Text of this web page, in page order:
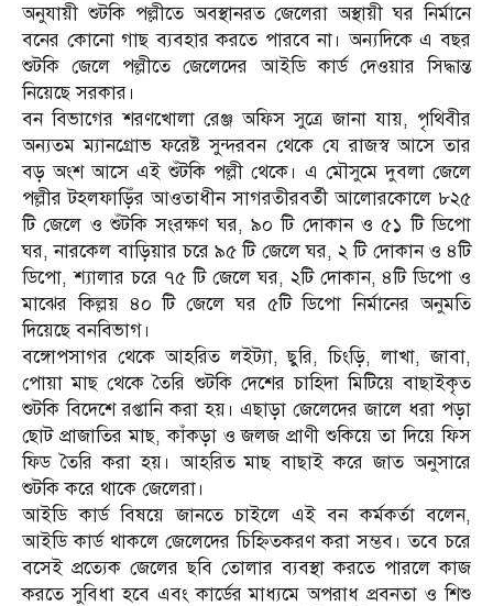
অনুযায়ী শুটকি পল্লীতে অবস্থানরত জেলেরা অস্থায়ী ঘর নির্মানে
বনের কোনো গাছ ব্যবহার করতে পারবে না। অন্যদিকে এ বছর
শুটকি জেলে পল্লীতে জেলেদের আইডি কার্ড দেওয়ার সিদ্ধান্ত
নিয়েছে সরকার।
বন বিভাগের শরণখোলা রেঞ্জ অফিস সুত্রে জানা যায়, পৃথিবীর
অন্যতম ম্যানগ্রোভ ফরেষ্ট সুন্দরবন থেকে যে রাজস্ব আসে তার
বড় অংশ আসে এই শুঁটকি পল্লী থেকে। এ মৌসুমে দুবলা জেলে
পল্লীর টহলফাড়িঁর আওতাধীন সাগরতীরবর্তী আলোরকোলে ৮২৫
টি জেলে ও শুঁটকি সংরক্ষণ ঘর, ৯০ টি দোকান ও ৫১ টি ডিপো
ঘর, নারকেল বাড়িয়ার চরে ৯৫ টি জেলে ঘর, ২ টি দোকান ও ৪টি
ডিপো, শ্যালার চরে ৭৫ টি জেলে ঘর, ২টি দোকান, ৪টি ডিপো ও
মাঝের কিল্লয় ৪০ টি জেলে ঘর ৫টি ডিপো নির্মানের অনুমতি
দিয়েছে বনবিভাগ।
বঙ্গোপসাগর থেকে আহরিত লইট্যা, ছুরি, চিংড়ি, লাখা, জাবা,
পোয়া মাছ থেকে তৈরি শুটকি দেশের চাহিদা মিটিয়ে বাছাইকৃত
শুটকি বিদেশে রপ্তানি করা হয়। এছাড়া জেলেদের জালে ধরা পড়া
ছোট প্রাজাতির মাছ, কাঁকড়া ও জলজ প্রাণী শুকিয়ে তা দিয়ে ফিস
ফিড তৈরি করা হয়। আহরিত মাছ বাছাই করে জাত অনুসারে
শুটকি করে থাকে জেলেরা।
আইডি কার্ড বিষয়ে জানতে চাইলে এই বন কর্মকর্তা বলেন,
আইডি কার্ড থাকলে জেলেদের চিহ্নিতকরণ করা সম্ভব। তবে চরে
বসেই প্রত্যেক জেলের ছবি তোলার ব্যবস্থা করতে পারলে কাজ
করতে সুবিধা হবে এবং কার্ডের মাধ্যমে অপরাধ প্রবনতা ও শিশু